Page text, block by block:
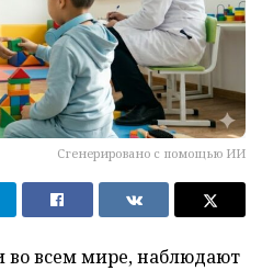
Сгенерировано с помощью ИИ
во всем мире, наблюдают